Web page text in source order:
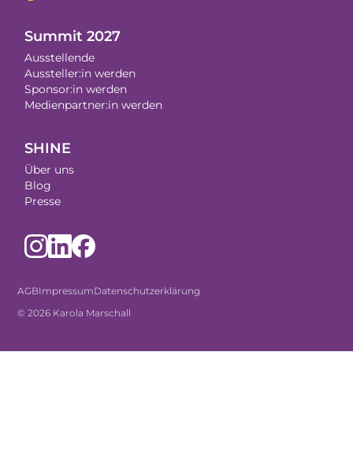
Summit 2027
Ausstellende
Aussteller:in werden
Sponsor:in werden
Medienpartner:in werden
SHINE
Über uns
Blog
Presse
© 2026 Karola Marschall
AGBImpressumDatenschutzerklärung